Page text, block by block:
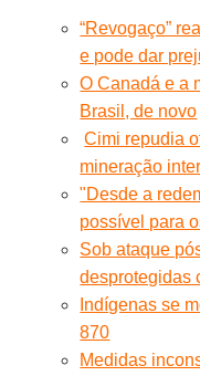
“Revogaço”
e pode dar
O Canadá e a
Brasil, de novo
Cimi repudia
mineração
"Desde a
possível para
Sob ataque
desprotegidas
Indígenas se
870
Medidas